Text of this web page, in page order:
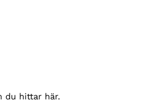
du hittar här.